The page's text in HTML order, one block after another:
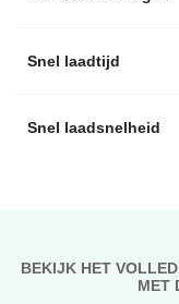
Snel laadtijd
Snel laadsnelheid
BEKIJK HET
MET